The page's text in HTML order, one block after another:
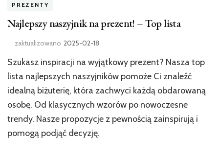
PREZENTY
Najlepszy naszyjnik na prezent! – Top lista
zaktualizowano 2025-02-18
Szukasz inspiracji na wyjątkowy prezent? Nasza top
lista najlepszych naszyjników pomoże Ci znaleźć
idealną biżuterię, która zachwyci każdą obdarowaną
osobę. Od klasycznych wzorów po nowoczesne
trendy. Nasze propozycje z pewnością zainspirują i
pomogą podjąć decyzję.